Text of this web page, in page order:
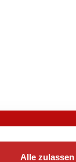
Alle zulassen